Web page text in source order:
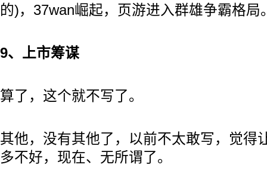
的)，37wan崛起，页游进入群雄争霸格局
9、上市筹谋
算了，这个就不写了。
其他，没有其他了，以前不太敢写，觉得
多不好，现在、无所谓了。